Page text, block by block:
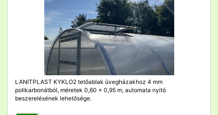
LANITPLAST KYKLO2 tetőablak üvegházakhoz 4 mm
polikarbonátból, méretek 0,60 x 0,95 m, automata nyitó
beszerelésének lehetősége.